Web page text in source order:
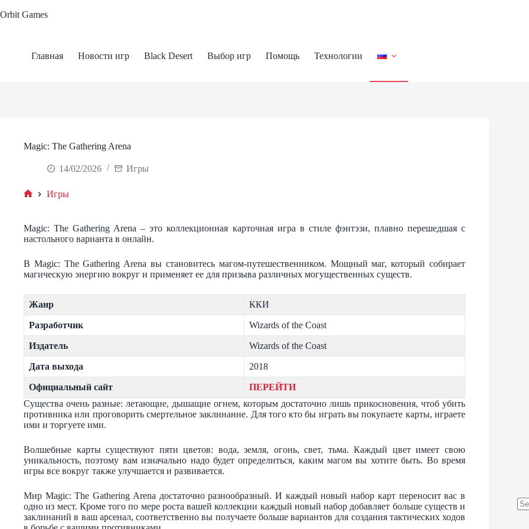
to
Orbit Games
Главная Новости игр Black Desert Выбор игр Помощь Технологии
Magic: The Gathering Arena
14/02/2026 Игры
Игры
Magic: The Gathering Arena – это коллекционная карточная игра в стиле фэнтэзи, плавно перешедшая с
настольного варианта в онлайн.
В Magic: The Gathering Arena вы становитесь магом-путешественником. Мощный маг, который собирает
магическую энергию вокруг и применяет ее для призыва различных могущественных существ.
Жанр ККИ
Разработчик Wizards of the Coast
Издатель Wizards of the Coast
Дата выхода 2018
Официальный сайт
ПЕРЕЙТИ
Существа очень разные: летающие, дышащие огнем, которым достаточно лишь прикосновения, чтоб убить
противника или проговорить смертельное заклинание. Для того кто бы играть вы покупаете карты, играете
ими и торгуете ими.
Волшебные карты существуют пяти цветов: вода, земля, огонь, свет, тьма. Каждый цвет имеет свою
уникальность, поэтому вам изначально надо будет определиться, каким магом вы хотите быть. Во время
игры все вокруг также улучшается и развивается.
Мир Magic: The Gathering Arena достаточно разнообразный. И каждый новый набор карт переносит вас в
одно из мест. Кроме того по мере роста вашей коллекции каждый новый набор добавляет больше существ и
заклинаний в ваш арсенал, соответственно вы получаете больше вариантов для создания тактических ходов